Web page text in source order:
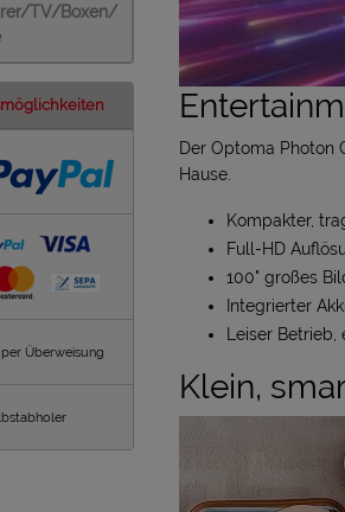
TV/Boxen/
Überweisung
Der Optoma Photon
Hause.
Kompakter,
Full-HD
100" großes
Integrierter
Leiser
Klein,